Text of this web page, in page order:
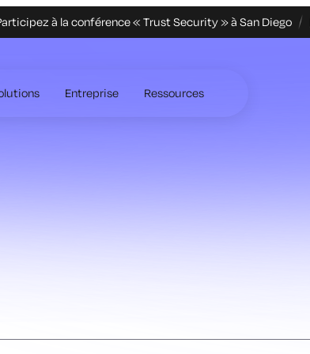
à la conférence « Trust Security » à San Diego
Entreprise Ressources